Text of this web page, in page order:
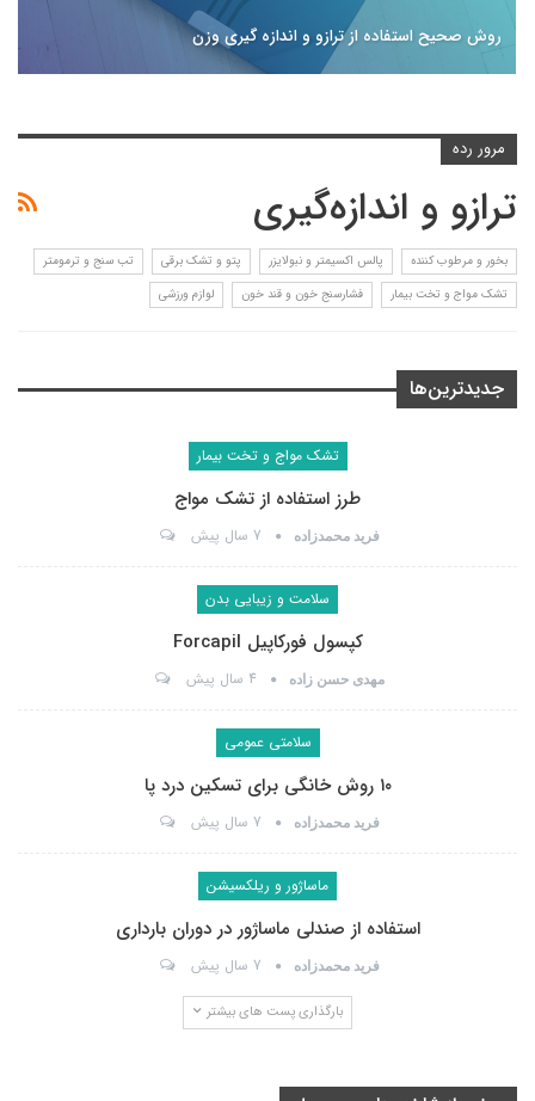
روش صحیح استفاده از ترازو و اندازه گیری وزن
مرور رده
ترازو و اندازه‌گیری
بخور و مرطوب کننده پالس اکسیمتر و نبولایزر پتو و تشک برقی
تب سنج و ترمومتر
تشک مواج و تخت بیمار
فشارسنج خون و قند خون لوازم ورزشی
جدیدترین‌ها
تشک مواج و تخت بیمار
طرز استفاده از تشک مواج
فرید محمدزاده 7 سال پیش
سلامت و زیبایی بدن
کپسول فورکاپیل Forcapil
مهدی حسن زاده 4 سال پیش
سلامتی عمومی
۱۰ روش خانگی برای تسکین درد پا
فرید محمدزاده 7 سال پیش
ماساژور و ریلکسیشن
استفاده از صندلی ماساژور در دوران بارداری
فرید محمدزاده 7 سال پیش
بارگذاری پست های بیشتر